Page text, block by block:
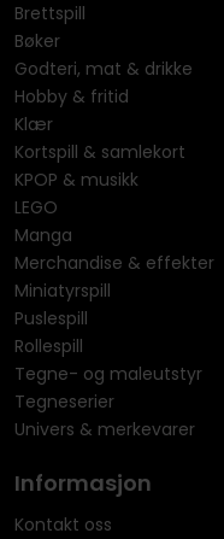
Brettspill
Bøker
Godteri, mat & drikke
Hobby & fritid
Klær
Kortspill & samlekort
KPOP & musikk
LEGO
Manga
Merchandise & effekter
Miniatyrspill
Puslespill
Rollespill
Tegne- og maleutstyr
Tegneserier
Univers & merkevarer
Informasjon
Kontakt oss